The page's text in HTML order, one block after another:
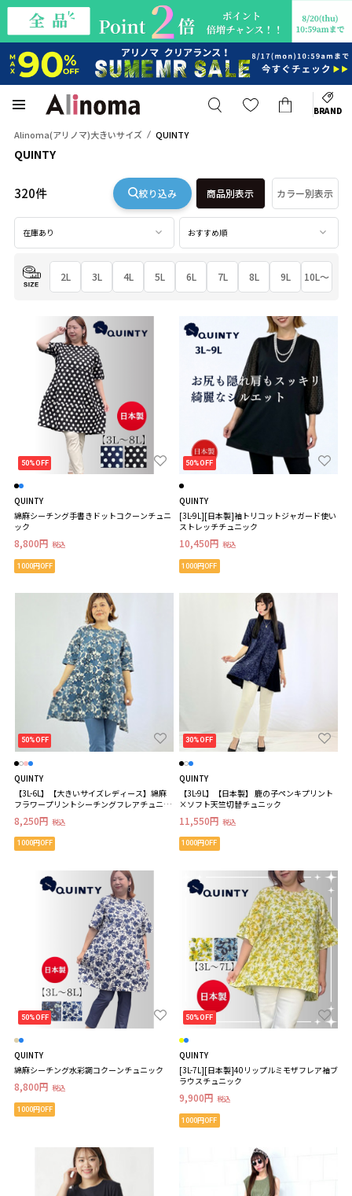
BRAND
Alinoma(アリノマ)大きいサイズ QUINTY
QUINTY
320件 絞り込み 商品別表示 カラー別表示
在庫あり おすすめ順
2L 3L 4L 5L 6L 7L 8L 9L 10L～
50%OFF
QUINTY
綿麻シーチング手書きドットコクーンチュニ
ック
8,800円 税込
1000円OFF
50%OFF
QUINTY
[3L-9L][日本製]袖トリコットジャガード使い
ストレッチチュニック
10,450円 税込
1000円OFF
50%OFF
QUINTY
【3L-6L】【大きいサイズレディース】綿麻
フラワープリントシーチングフレアチュニッ
ク【日本製】
8,250円 税込
1000円OFF
30%OFF
QUINTY
【3L-9L】【日本製】 鹿の子ペンキプリント
×ソフト天竺切替チュニック
11,550円 税込
1000円OFF
50%OFF
QUINTY
綿麻シーチング水彩調コクーンチュニック
8,800円 税込
1000円OFF
50%OFF
QUINTY
[3L-7L][日本製]40リップルミモザフレア袖ブ
ラウスチュニック
9,900円 税込
1000円OFF